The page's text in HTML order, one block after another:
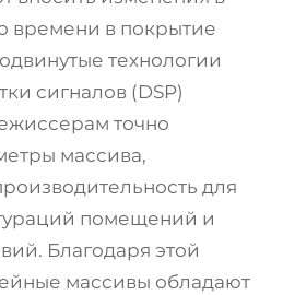
времени в покрытие
технологии
сигналов (DSP)
точно
массива,
для
помещений и
Благодаря этой
массивы обладают